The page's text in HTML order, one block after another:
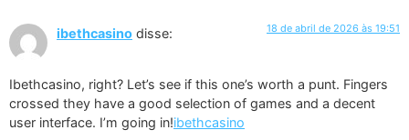
ibethcasino disse: 18 de abril de 2026 às 19:51
Ibethcasino, right? Let’s see if this one’s worth a punt. Fingers
crossed they have a good selection of games and a decent
user interface. I’m going in!ibethcasino